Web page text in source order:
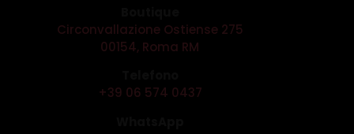
Circonvallazione Ostiense 275
00154, Roma RM
+39 06 574 0437